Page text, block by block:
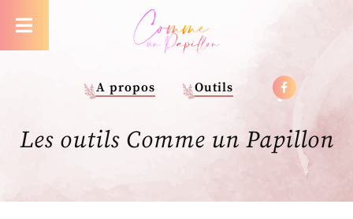
A propos Outils
Les outils Comme un Papillon